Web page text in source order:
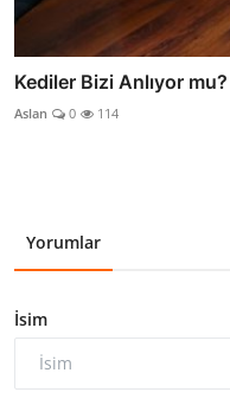
Kediler Bizi Anlıyor
Aslan 0 114
Yorumlar
İsim